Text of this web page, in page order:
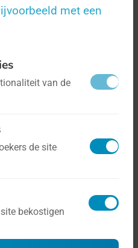
informatie, staan
met een
van de
de site
bekostigen